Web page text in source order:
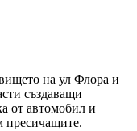
на ул Флора и
създаващи
от автомобил и
пресичащите.